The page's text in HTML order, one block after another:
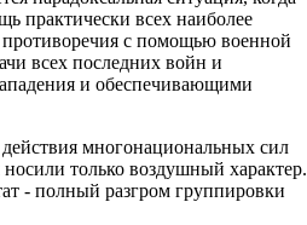
практически всех наиболее
противоречия с помощью военной
всех последних войн и
и обеспечивающими
многонациональных сил
только воздушный характер.
- полный разгром группировки